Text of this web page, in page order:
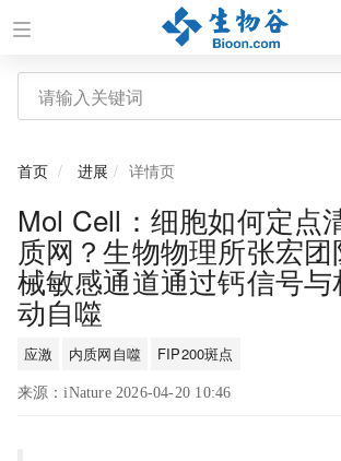
首页 进展 详情页
Mol Cell：细胞如何定点
质网？生物物理所张宏
械敏感通道通过钙信号与
动自噬
应激 内质网自噬 FIP200斑点
来源：iNature 2026-04-20 10:46